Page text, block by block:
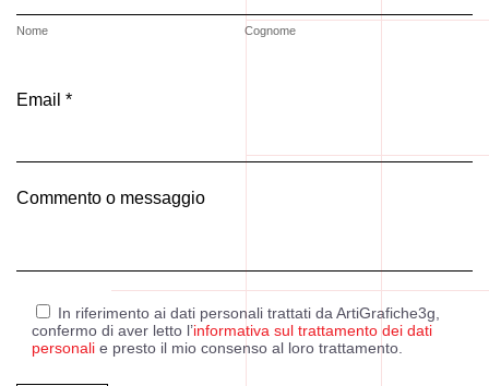
Nome Cognome
Email *
Commento o messaggio
In riferimento ai dati personali trattati da ArtiGrafiche3g,
confermo di aver letto l’informativa sul trattamento dei dati
personali e presto il mio consenso al loro trattamento.